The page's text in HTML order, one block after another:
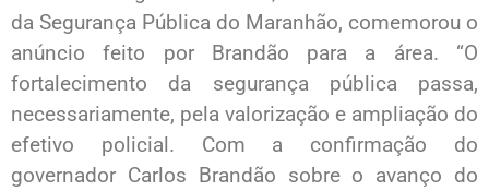
da Segurança Pública do Maranhão, comemorou o
anúncio feito por Brandão para a área. “O
fortalecimento da segurança pública passa,
necessariamente, pela valorização e ampliação do
efetivo policial. Com a confirmação do
governador Carlos Brandão sobre o avanço do